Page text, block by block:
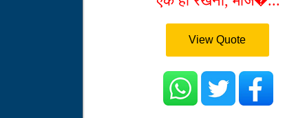
View Quote